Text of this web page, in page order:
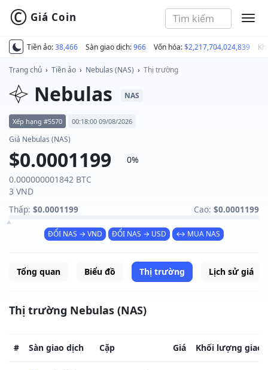
Tiền ảo:38,466 Sàn giao dịch:966 Vốn hóa:$2,217,704,024,839
© Giá Coin
Trang chủ › Tiền ảo › Nebulas (NAS) › Thị trường
Nebulas NAS
Xếp hạng #5570 00:18:00 09/08/2026
Giá Nebulas (NAS)
$0.0001199
0%
0.000000001842 BTC
3 VND
Thấp: $0.0001199 Cao: $0.0001199
ĐỔI NAS → VND ĐỔI NAS → USD ↔ MUA NAS
Tổng quan Biểu đồ Thị trường Lịch sử giá
Thị trường Nebulas (NAS)
# Sàn giao dịch Cặp Giá Khối lượng giao